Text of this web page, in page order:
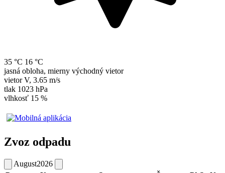
35 °C 16 °C
jasná obloha, mierny východný vietor
vietor V, 3.65 m/s
tlak 1023 hPa
vlhkosť 15 %
Zvoz odpadu
August2026